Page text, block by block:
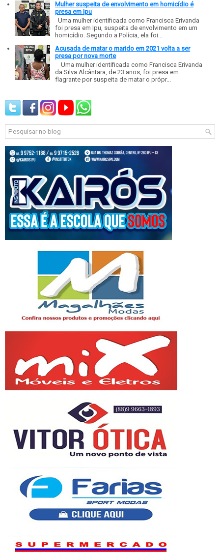
Mulher suspeita de envolvimento em homicídio é
presa em Ipu
Uma mulher identificada como Francisca Erivanda
foi presa em Ipu, suspeita de envolvimento em um
homicídio. Segundo a Polícia, ela foi...
Acusada de matar o marido em 2021 volta a ser
presa por nova morte
Uma mulher identificada como Francisca Erivanda
da Silva Alcântara, de 23 anos, foi presa em
flagrante por suspeita de matar o própr...